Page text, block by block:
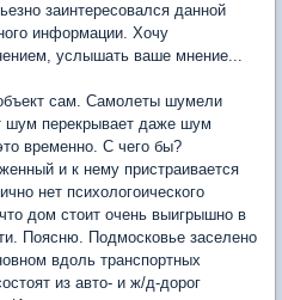
заинтересовался данной
информации. Хочу
услышать ваше мнение...
сам. Самолеты шумели
шум перекрывает даже шум
временно. С чего бы?
и к нему пристраивается
нет психологоического
дом стоит очень выигрышно в
Поясню. Подмосковье заселено
вдоль транспортных
из авто- и ж/д-дорог